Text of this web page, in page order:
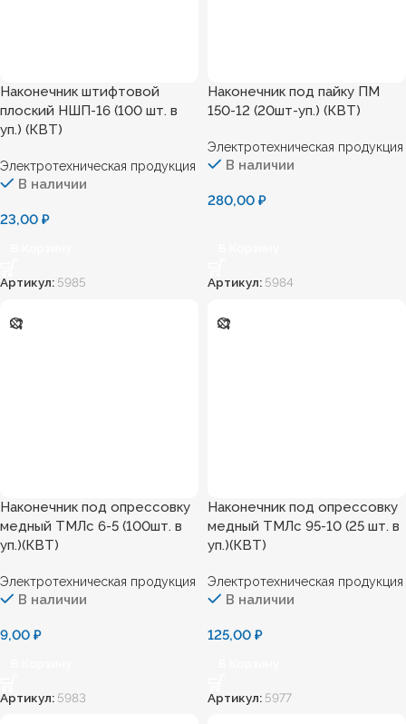
Наконечник штифтовой
плоский НШП-16 (100 шт. в
уп.) (КВТ)
Электротехническая продукция
В наличии
23,00 ₽
Артикул: 5985
Наконечник под пайку ПМ
150-12 (20шт-уп.) (КВТ)
Электротехническая продукция
В наличии
280,00 ₽
Артикул: 5984
Наконечник под опрессовку
медный ТМЛс 6-5 (100шт. в
уп.)(КВТ)
Электротехническая продукция
В наличии
9,00 ₽
Артикул: 5983
Наконечник под опресcовку
медный ТМЛс 95-10 (25 шт. в
уп.)(КВТ)
Электротехническая продукция
В наличии
125,00 ₽
Артикул: 5977